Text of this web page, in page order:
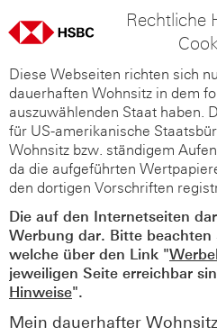
Rechtliche
Diese Webseiten richten sich
dauerhaften Wohnsitz in dem
auszuwählenden Staat haben.
für US-amerikanische
Wohnsitz bzw. ständigem
da die aufgeführten
den dortigen Vorschriften
Die auf den Internetseiten
Werbung dar. Bitte beachten
welche über den Link "
jeweiligen Seite erreichbar
Hinweise".
Mein dauerhafter